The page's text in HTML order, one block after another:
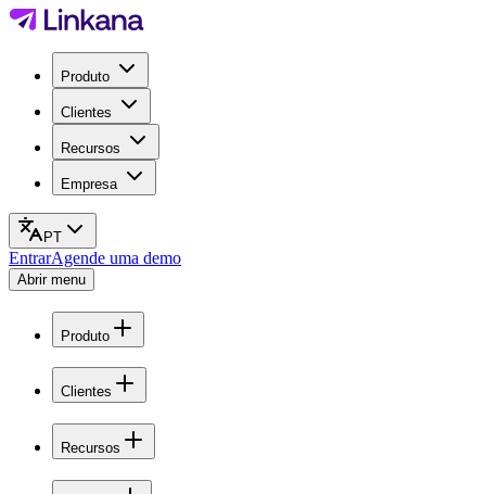
Produto
Clientes
Recursos
Empresa
PT
EntrarAgende uma demo
Abrir menu
Produto
Clientes
Recursos